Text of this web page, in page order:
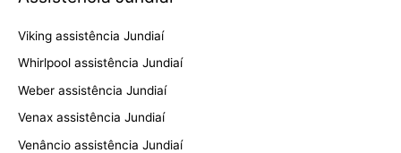
Viking assistência Jundiaí
Whirlpool assistência Jundiaí
Weber assistência Jundiaí
Venax assistência Jundiaí
Venâncio assistência Jundiaí